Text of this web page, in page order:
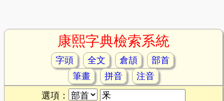
康熙字典檢索系統
字頭 全文 倉頡
部首
筆畫
拼音
注音
選項：